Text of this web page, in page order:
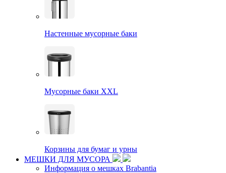
Настенные мусорные баки
Мусорные баки XXL
Корзины для бумаг и урны
МЕШКИ ДЛЯ МУСОРА
Информация о мешках Brabantia